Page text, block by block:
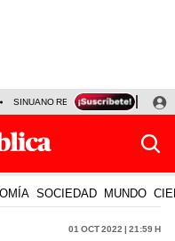
SINUANO RESULTADOS HOY
SOCIEDAD MUNDO
01 Oct 2022 | 21:59 h